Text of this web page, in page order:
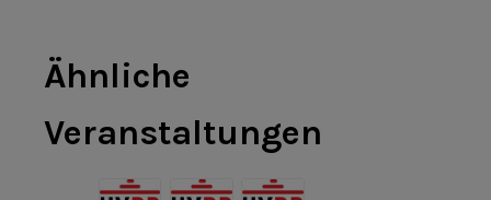
Ähnliche
Veranstaltungen